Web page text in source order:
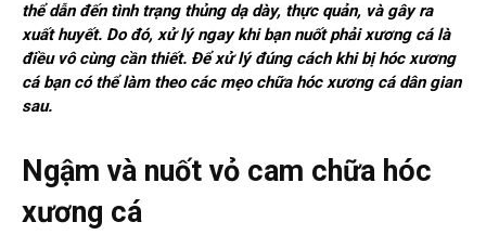
thể dẫn đến tình trạng thủng dạ dày, thực quản, và gây ra
xuất huyết. Do đó, xử lý ngay khi bạn nuốt phải xương cá là
điều vô cùng cần thiết. Để xử lý đúng cách khi bị hóc xương
cá bạn có thể làm theo các mẹo chữa hóc xương cá dân gian
sau.
Ngậm và nuốt vỏ cam chữa hóc
xương cá